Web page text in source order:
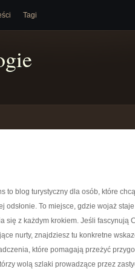
Tagi
to blog turystyczny dla osób, które
odsłonie. To miejsce, gdzie wojaż
się z każdym krokiem. Jeśli fascynują
nurty, znajdziesz tu konkretne
które pomagają przeżyć
wolą szlaki prowadzące przez